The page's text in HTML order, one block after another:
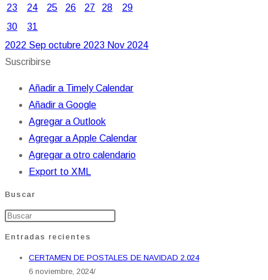
23
24 25 26 27 28
29
30
31
2022 Sep octubre 2023 Nov 2024
Suscribirse
Añadir a Timely Calendar
Añadir a Google
Agregar a Outlook
Agregar a Apple Calendar
Agregar a otro calendario
Export to XML
Buscar
Entradas recientes
CERTAMEN DE POSTALES DE NAVIDAD 2.024
6 noviembre, 2024/